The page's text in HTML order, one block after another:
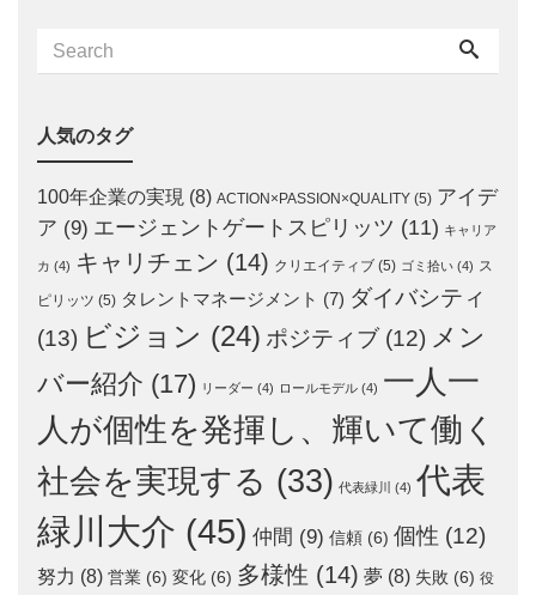
人気のタグ
100年企業の実現 (8) ACTION×PASSION×QUALITY (5) アイデ
ア (9) エージェントゲートスピリッツ (11) キャリア
カ (4) キャリチェン (14) クリエイティブ (5) ゴミ拾い (4) ス
ピリッツ (5) タレントマネージメント (7) ダイバシティ
(13) ビジョン (24) ポジティブ(12) メン
バー紹介 (17) リーダー (4) ロールモデル (4) 一人一
人が個性を発揮し、輝いて働く
社会を実現する (33) 代表緑川 (4) 代表
緑川大介 (45) 仲間 (9) 信頼 (6) 個性 (12)
努力 (8) 営業 (6) 変化 (6) 多様性 (14) 夢 (8) 失敗 (6) 役